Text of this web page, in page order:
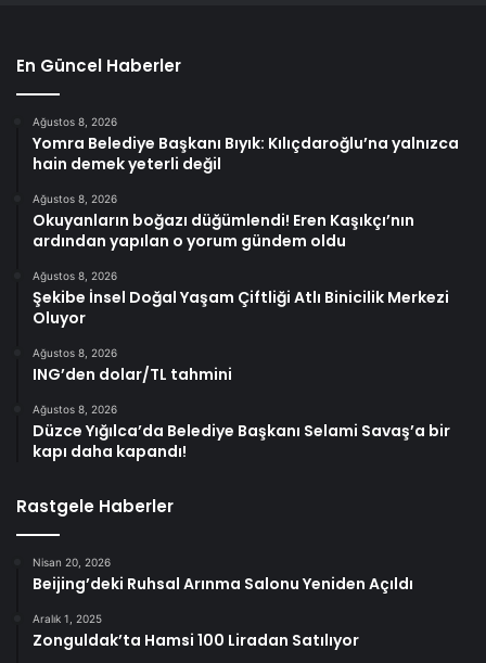
En Güncel Haberler
Ağustos 8, 2026
Yomra Belediye Başkanı Bıyık: Kılıçdaroğlu’na yalnızca
hain demek yeterli değil
Ağustos 8, 2026
Okuyanların boğazı düğümlendi! Eren Kaşıkçı’nın
ardından yapılan o yorum gündem oldu
Ağustos 8, 2026
Şekibe İnsel Doğal Yaşam Çiftliği Atlı Binicilik Merkezi
Oluyor
Ağustos 8, 2026
ING’den dolar/TL tahmini
Ağustos 8, 2026
Düzce Yığılca’da Belediye Başkanı Selami Savaş’a bir
kapı daha kapandı!
Rastgele Haberler
Nisan 20, 2026
Beijing’deki Ruhsal Arınma Salonu Yeniden Açıldı
Aralık 1, 2025
Zonguldak’ta Hamsi 100 Liradan Satılıyor